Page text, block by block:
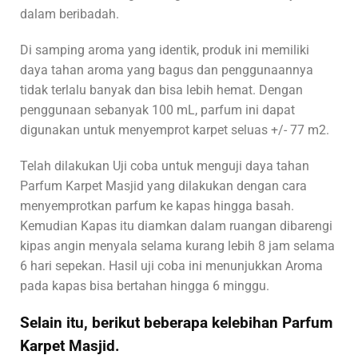
dalam beribadah.
Di samping aroma yang identik, produk ini memiliki
daya tahan aroma yang bagus dan penggunaannya
tidak terlalu banyak dan bisa lebih hemat. Dengan
penggunaan sebanyak 100 mL, parfum ini dapat
digunakan untuk menyemprot karpet seluas +/- 77 m2.
Telah dilakukan Uji coba untuk menguji daya tahan
Parfum Karpet Masjid yang dilakukan dengan cara
menyemprotkan parfum ke kapas hingga basah.
Kemudian Kapas itu diamkan dalam ruangan dibarengi
kipas angin menyala selama kurang lebih 8 jam selama
6 hari sepekan. Hasil uji coba ini menunjukkan Aroma
pada kapas bisa bertahan hingga 6 minggu.
Selain itu, berikut beberapa kelebihan Parfum
Karpet Masjid.